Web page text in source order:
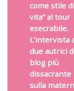
come stile di
vita” al tour
esecrabile.
L’intervista
due autrici
blog più
dissacrante
sulla